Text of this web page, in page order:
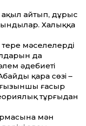
ақыл айтып, дұрыс
Халыққа
мәселелерді
да
әдебиеті
қара сөзі –
ғасыр
тұрғыдан
мән